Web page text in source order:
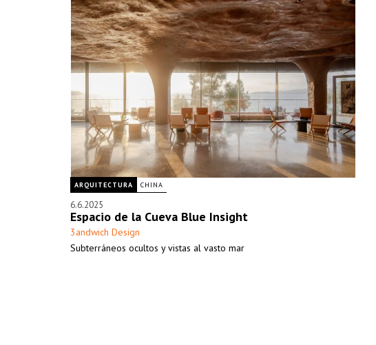
ARQUITECTURA CHINA
6.6.2025
Espacio de la Cueva Blue Insight
3andwich Design
Subterráneos ocultos y vistas al vasto mar